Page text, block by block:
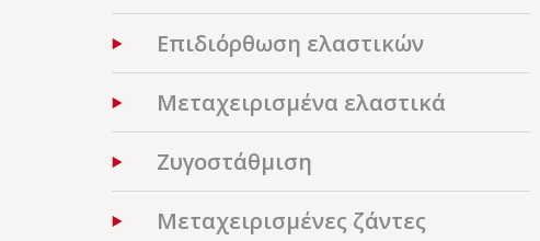
Επιδιόρθωση ελαστικών
Μεταχειρισμένα ελαστικά
Ζυγοστάθμιση
Μεταχειρισμένες ζάντες